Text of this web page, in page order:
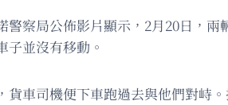
警察局公佈影片顯示，2月20日，
子並沒有移動。
貨車司機便下車跑過去與他們對峙